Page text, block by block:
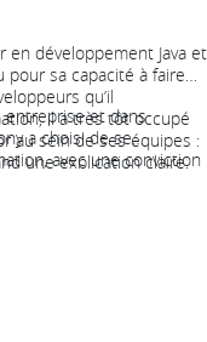
Meetup (PAUG,
développement Java et
pour sa capacité à faire
qu’il
il a très tôt occupé
au sein de ses équipes :
une explication claire,
entreprise et dans
a choisi de se
avec une conviction
aux besoins concrets